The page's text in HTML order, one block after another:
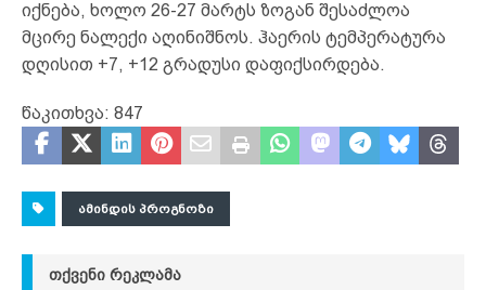
იქნება, ხოლო 26-27 მარტს ზოგან შესაძლოა
მცირე ნალექი აღინიშნოს. ჰაერის ტემპერატურა
დღისით +7, +12 გრადუსი დაფიქსირდება.
წაკითხვა: 847
ᲐᲛᲘᲜᲓᲘᲡ ᲞᲠᲝᲒᲜᲝᲖᲘ
ᲗᲥᲕᲔᲜᲘ ᲠᲔᲙᲚᲐᲛᲐ